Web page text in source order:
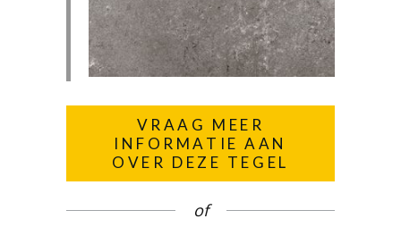
VRAAG MEER
INFORMATIE AAN
OVER DEZE TEGEL
of